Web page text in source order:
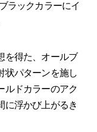
ラックカラーにイ
を得た、オールブ
状パターンを施し
ルドカラーのアク
に浮かび上がるき